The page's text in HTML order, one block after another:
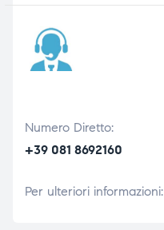
Numero Diretto:
+39 081 8692160
Per ulteriori informazioni: